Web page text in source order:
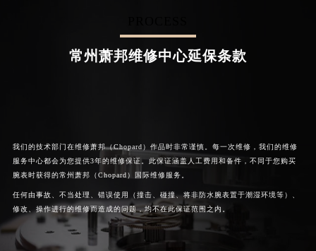
常州萧邦维修中心延保条款
我们的技术部门在维修萧邦（Chopard）作品时非常谨慎。每一次维修，我们的维修
服务中心都会为您提供3年的维修保证。此保证涵盖人工费用和备件，不同于您购买
腕表时获得的常州萧邦（Chopard）国际维修服务。
任何由事故、不当处理、错误使用（撞击、碰撞、将非防水腕表置于潮湿环境等）、
修改、操作进行的维修而造成的问题，均不在此保证范围之内。